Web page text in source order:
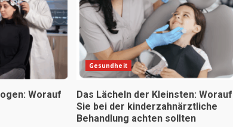
Worauf
Gesundheit
Das Lächeln der Kleinsten: Worauf
Sie bei der kinderzahnärztliche
Behandlung achten sollten